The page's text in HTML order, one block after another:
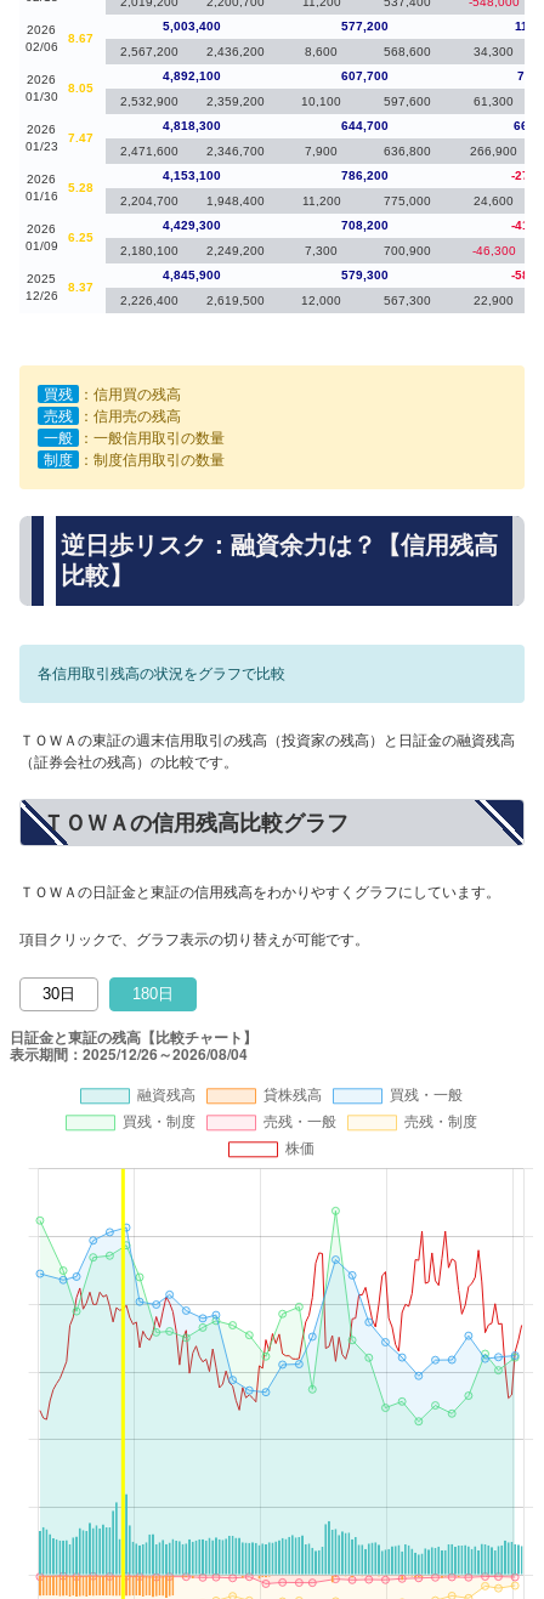
2026
02/06
8.67
5,003,400 577,200
2,567,200
2,436,200 8,600 568,600 34,300
2026
01/30
8.05
4,892,100 607,700
2,532,900
2,359,200 10,100 597,600 61,300
2026
01/23
7.47
4,818,300 644,700
2,471,600
2,346,700 7,900 636,800 266,900
2026
01/16
5.28
4,153,100 786,200
-
2,204,700
1,948,400 11,200 775,000 24,600
2026
01/09
6.25
4,429,300 708,200
-
2,180,100
2,249,200 7,300 700,900 -46,300
2025
12/26
8.37
4,845,900 579,300
-
2,226,400
2,619,500 12,000 567,300 22,900
買残
：信用買の残高
売残
：信用売の残高
一般
：一般信用取引の数量
制度
：制度信用取引の数量
逆日歩リスク：融資余力は？【信用残高
比較】
各信用取引残高の状況をグラフで比較
ＴＯＷＡの東証の週末信用取引の残高（投資家の残高）と日証金の融資残高
（証券会社の残高）の比較です。
ＴＯＷＡの信用残高比較グラフ
ＴＯＷＡの日証金と東証の信用残高をわかりやすくグラフにしています。
項目クリックで、グラフ表示の切り替えが可能です。
30日 180日